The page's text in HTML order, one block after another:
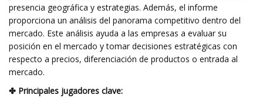
presencia geográfica y estrategias. Además, el informe
proporciona un análisis del panorama competitivo dentro del
mercado. Este análisis ayuda a las empresas a evaluar su
posición en el mercado y tomar decisiones estratégicas con
respecto a precios, diferenciación de productos o entrada al
mercado.
✤ Principales jugadores clave: